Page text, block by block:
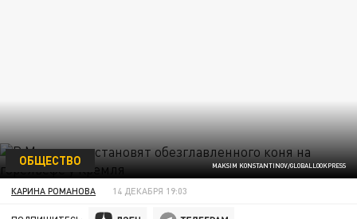
MAKSIM KONSTANTINOV/GLOBALLOOKPRESS
ОБЩЕСТВО
КАРИНА РОМАНОВА 14 ДЕКАБРЯ 19:03